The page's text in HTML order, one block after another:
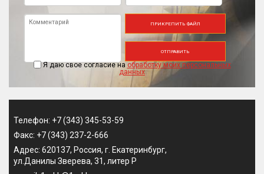
ПРИКРЕПИТЬ ФАЙЛ
Я даю свое согласие на обработку моих персональных
данных
ОТПРАВИТЬ
Телефон: +7 (343) 345-53-59
Факс: +7 (343) 237-2-666
Адрес: 620137, Россия, г. Екатеринбург,
ул.Данилы Зверева, 31, литер Р